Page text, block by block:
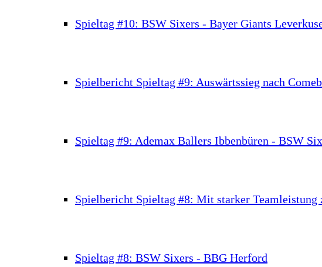
Spieltag #10: BSW Sixers - Bayer Giants
Spielbericht Spieltag #9: Auswärtssieg nach
Spieltag #9: Ademax Ballers Ibbenbüren - BSW
Spielbericht Spieltag #8: Mit starker
Spieltag #8: BSW Sixers - BBG Herford